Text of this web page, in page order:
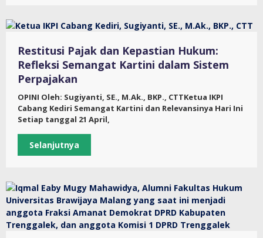
Restitusi Pajak dan Kepastian Hukum:
Refleksi Semangat Kartini dalam Sistem
Perpajakan
OPINI Oleh: Sugiyanti, SE., M.Ak., BKP., CTTKetua IKPI
Cabang Kediri Semangat Kartini dan Relevansinya Hari Ini
Setiap tanggal 21 April,
Selanjutnya